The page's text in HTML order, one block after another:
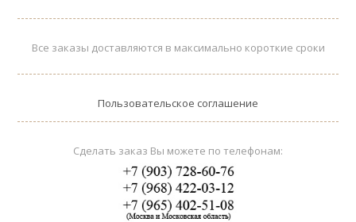
Все заказы доставляются в максимально короткие сроки
Пользовательское соглашение
Сделать заказ Вы можете по телефонам: